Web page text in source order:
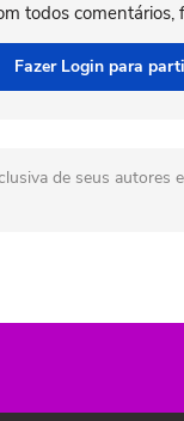
todos comentários,
Fazer Login para
de seus autores